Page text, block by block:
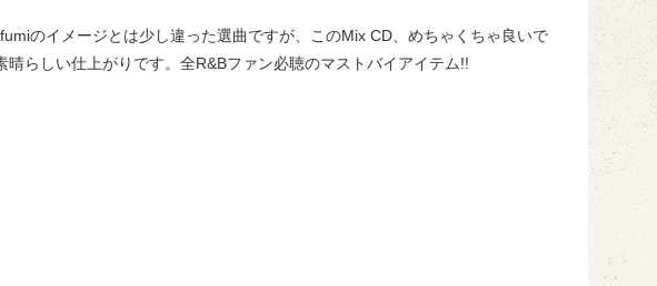
のイメージとは少し違った選曲ですが、このMix CD、めちゃくちゃ良いで
らしい仕上がりです。全R&Bファン必聴のマストバイアイテム!!